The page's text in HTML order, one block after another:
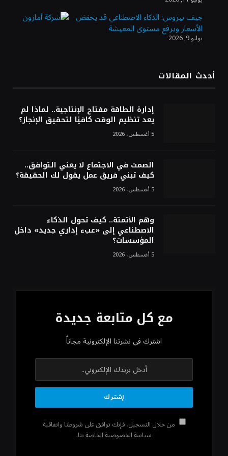
أمريكا وإيران مستمر
جيف بيزوس: الذكاء الاصطناعي قد يخفض
الأسعار ويرفع مستوى المعيشة
يوليو 9, 2026
أحدث المقالات
إدارة الطاقة مفتاح الإنتاجية.. لماذا لم
يعد تنظيم الوقت كافيًا لتحقيق الإنجاز؟
5 أغسطس، 2026
الصمت في الاجتماع لا يعني التوافق..
كيف تبني فريق عمل يقول لك الحقيقة؟
5 أغسطس، 2026
وهم الأتمتة.. كيف تحول الذكاء
الاصطناعي إلى «عبء إداري جديد» داخل
المؤسسات؟
5 أغسطس، 2026
مع كل متابعة جديدة
اشترك في نشرتنا الإلكترونية مجاناً
من خلال التسجيل، فإنك توافق على شروطنا واتفاقية
سياسة الخصوصية الخاصة بنا.